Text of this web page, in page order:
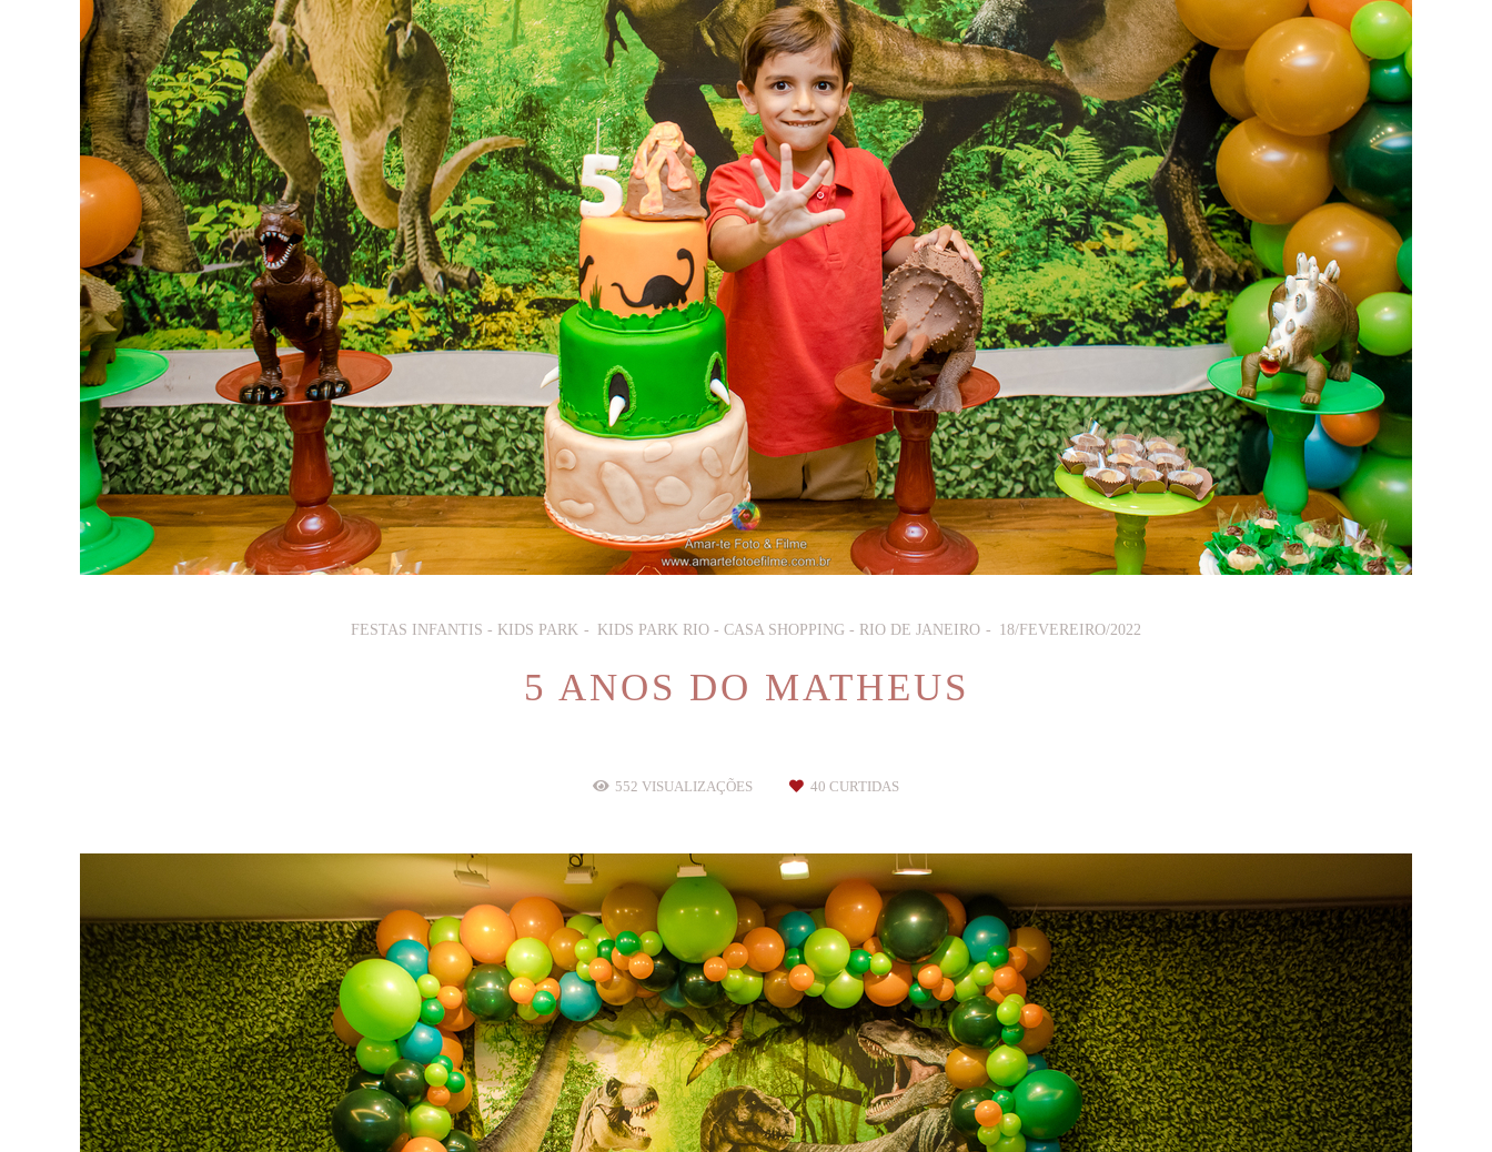
FESTAS INFANTIS - KIDS PARK KIDS PARK RIO - CASA SHOPPING - RIO DE JANEIRO 18/FEVEREIRO/2022
5 ANOS DO MATHEUS
552 VISUALIZAÇÕES 40 CURTIDAS